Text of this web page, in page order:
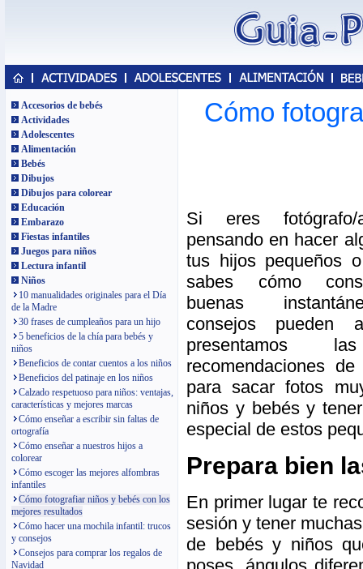
Accesorios de bebés
Actividades
Adolescentes
Alimentación
Bebés
Dibujos
Dibujos para colorear
Educación
Embarazo
Fiestas infantiles
Juegos para niños
Lectura infantil
Niños
10 manualidades originales para el Día
de la Madre
30 frases de cumpleaños para un hijo
5 beneficios de la chía para bebés y
niños
Beneficios de contar cuentos a los niños
Beneficios del patinaje en los niños
Calzado respetuoso para niños: ventajas,
características y mejores marcas
Cómo enseñar a escribir sin faltas de
ortografía
Cómo enseñar a nuestros hijos a
colorear
Cómo escoger las mejores alfombras
infantiles
Cómo fotografiar niños y bebés con los
mejores resultados
Cómo hacer una mochila infantil: trucos
y consejos
Consejos para comprar los regalos de
Navidad
Cómo
Si eres
pensando en hacer
tus hijos pequeños
sabes cómo
buenas
consejos pueden
presentamos
recomendaciones
para sacar fotos
niños y bebés y
especial de estos
Prepara bien
En primer lugar te
sesión y tener
de bebés y niños